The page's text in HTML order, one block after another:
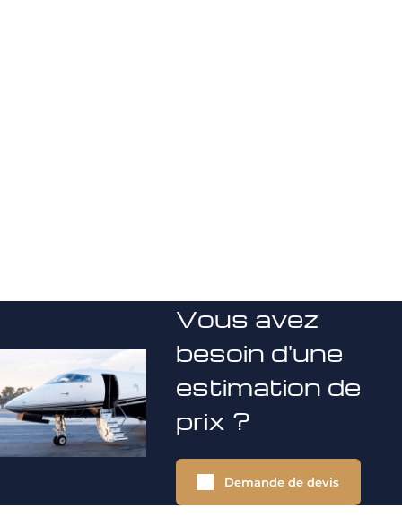
Vous avez
besoin d'une
estimation de
prix ?
Demande de devis